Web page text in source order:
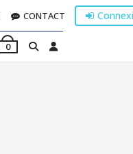
0
CONTACT